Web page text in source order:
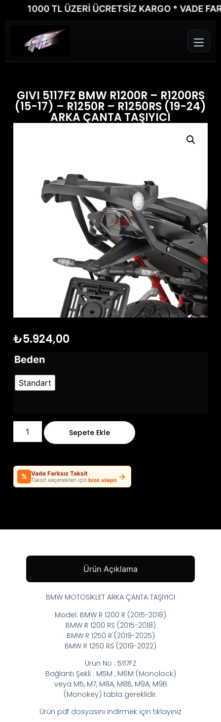
1000 TL ÜZERİ ÜCRETSİZ KARGO * VADE
GIVI 5117FZ BMW R1200R – R1200RS
(15-17) – R1250R – R1250RS (19-24)
ARKA ÇANTA TAŞIYICI
₺5.924,00
Beden
Standart
Sepete Ekle
% Vade Farksız Taksit
Taksit seçenekleri için bize ulaşın →
Ürün Açıklama
BMW MOTOSİKLET ARKA ÇANTA TAŞIYICI
Model: BMW R 1200 R (2015-2018)
BMW R 1200 RS (2015-2018)
BMW R 1250 R (2019-2025)
BMW R 1250 RS (2019-2022)
Ürün No : 5117FZ
Bağlantı Şekli : M5M , M6M (Monolock)
veya M5, M7, M8A, M8B, M9A, M9B
(Monokey) tabla gereklidir.
Ürün pdf dosyasını indirmek için tıklayınız